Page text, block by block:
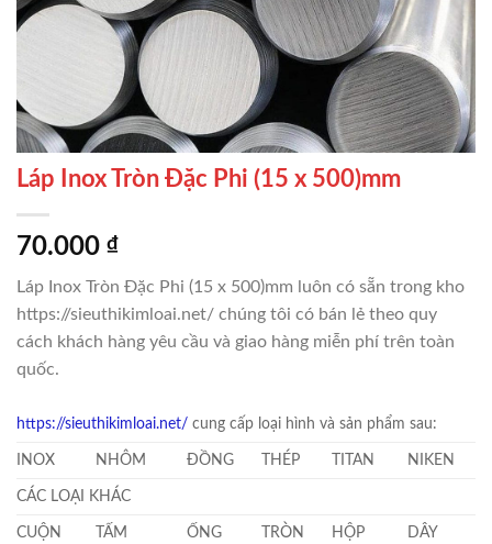
Láp Inox Tròn Đặc Phi (15 x 500)mm
70.000 ₫
Láp Inox Tròn Đặc Phi (15 x 500)mm luôn có sẵn trong kho
https://sieuthikimloai.net/ chúng tôi có bán lẻ theo quy
cách khách hàng yêu cầu và giao hàng miễn phí trên toàn
quốc.
https://sieuthikimloai.net/ cung cấp loại hình và sản phẩm sau:
INOX NHÔM ĐỒNG THÉP TITAN NIKEN
CÁC LOẠI KHÁC
CUỘN TẤM ỐNG TRÒN HỘP DÂY